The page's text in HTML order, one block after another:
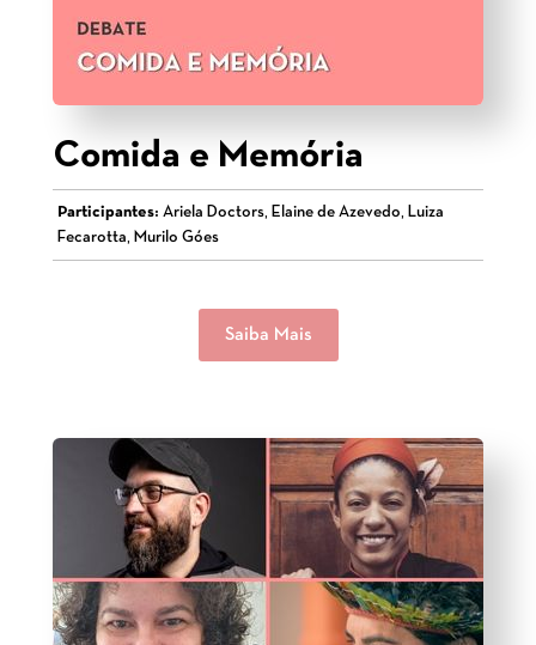
Comida e Memória
Participantes: Ariela Doctors, Elaine de Azevedo, Luiza
Fecarotta, Murilo Góes
Saiba Mais